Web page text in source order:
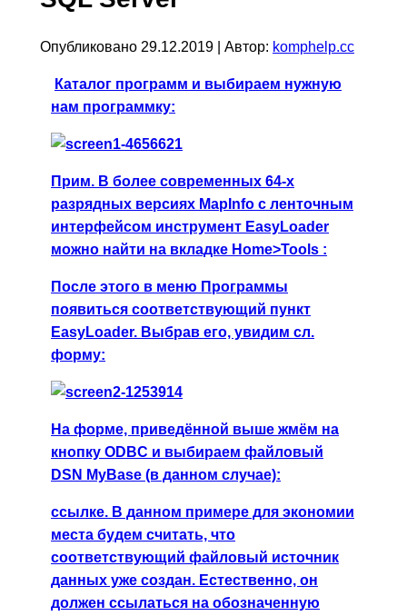
Опубликовано 29.12.2019 Автор: komphelp.cc
Каталог программ и выбираем нужную
нам программку:
Прим. В более современных 64-х
разрядных версиях MapInfo с ленточным
интерфейсом инструмент EasyLoader
можно найти на вкладке Home>Tools :
После этого в меню Программы
появиться соответствующий пункт
EasyLoader. Выбрав его, увидим сл.
форму:
На форме, приведённой выше жмём на
кнопку ODBC и выбираем файловый
DSN MyBase (в данном случае):
ссылке. В данном примере для экономии
места будем считать, что
соответствующий файловый источник
данных уже создан. Естественно, он
должен ссылаться на обозначенную